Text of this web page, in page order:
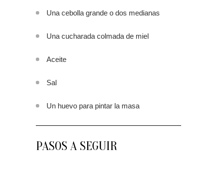
Una cebolla grande o dos medianas
Una cucharada colmada de miel
Aceite
Sal
Un huevo para pintar la masa
PASOS A SEGUIR